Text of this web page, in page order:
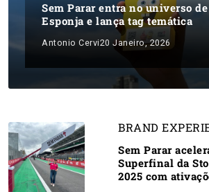
Sem Parar entra no universo
Esponja e lança tag temática
Antonio Cervi20 Janeiro, 2026
BRAND
Sem Parar
Superfinal da
2025 com